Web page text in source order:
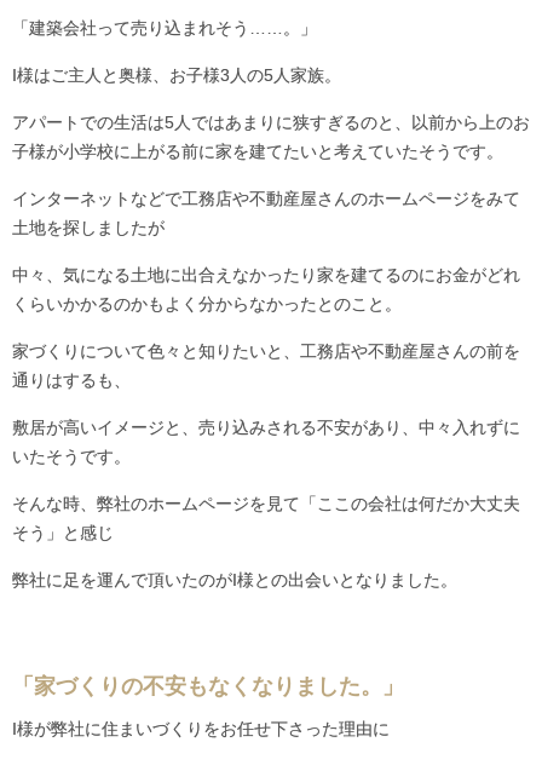
「建築会社って売り込まれそう……。」
I様はご主人と奥様、お子様3人の5人家族。
アパートでの生活は5人ではあまりに狭すぎるのと、以前から上のお
子様が小学校に上がる前に家を建てたいと考えていたそうです。
インターネットなどで工務店や不動産屋さんのホームページをみて
土地を探しましたが
中々、気になる土地に出合えなかったり家を建てるのにお金がどれ
くらいかかるのかもよく分からなかったとのこと。
家づくりについて色々と知りたいと、工務店や不動産屋さんの前を
通りはするも、
敷居が高いイメージと、売り込みされる不安があり、中々入れずに
いたそうです。
そんな時、弊社のホームページを見て「ここの会社は何だか大丈夫
そう」と感じ
弊社に足を運んで頂いたのがI様との出会いとなりました。
「家づくりの不安もなくなりました。」
I様が弊社に住まいづくりをお任せ下さった理由に